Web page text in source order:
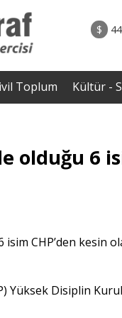
$
Arabistan imzayı
Anlaşması yürürlüğe
Toplum Kültür -
olduğu 6
Yüksek Disiplin